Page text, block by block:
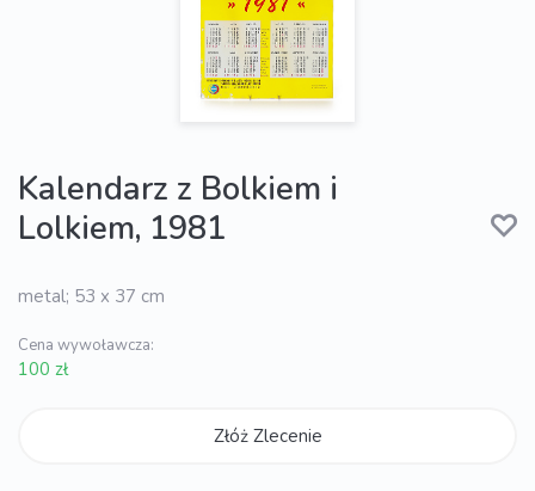
Kalendarz z Bolkiem i
Lolkiem, 1981
metal; 53 x 37 cm
Cena wywoławcza:
100 zł
Złóż Zlecenie